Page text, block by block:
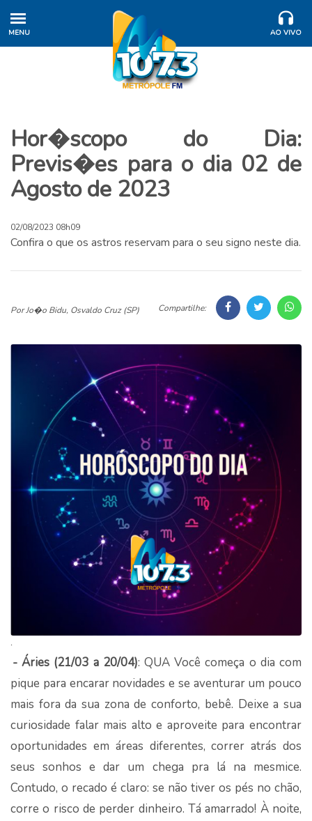
MENU AO VIVO
Hor�scopo do Dia:
Previs�es para o dia 02 de
Agosto de 2023
02/08/2023 08h09
Confira o que os astros reservam para o seu signo neste dia.
Por Jo�o Bidu, Osvaldo Cruz (SP) Compartilhe:
.
- Áries (21/03 a 20/04): QUA Você começa o dia com
pique para encarar novidades e se aventurar um pouco
mais fora da sua zona de conforto, bebê. Deixe a sua
curiosidade falar mais alto e aproveite para encontrar
oportunidades em áreas diferentes, correr atrás dos
seus sonhos e dar um chega pra lá na mesmice.
Contudo, o recado é claro: se não tiver os pés no chão,
corre o risco de perder dinheiro. Tá amarrado! À noite,